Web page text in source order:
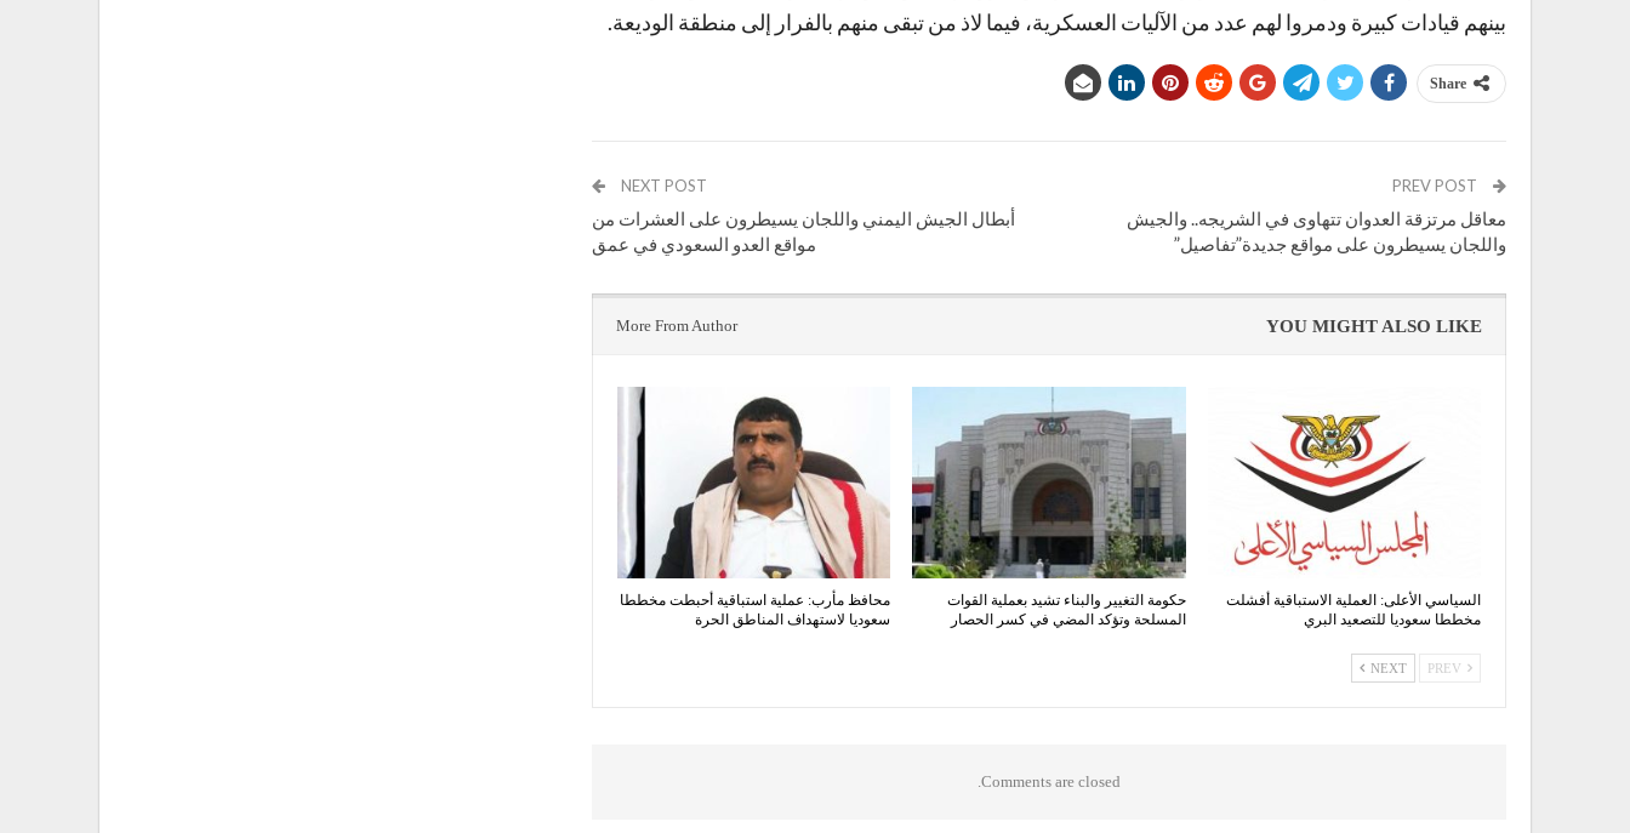
بينهم قيادات كبيرة ودمروا لهم عدد من الآليات العسكرية، فيما لاذ من تبقى منهم بالفرار إلى منطقة الوديعة.
Share
معاقل مرتزقة العدوان تتهاوى في الشريجه.. والجيش
واللجان يسيطرون على مواقع جديدة”تفاصيل”
NEXT POST
أبطال الجيش اليمني واللجان يسيطرون على العشرات من
مواقع العدو السعودي في عمق
YOU MIGHT ALSO LIKE
More From Author
السياسي الأعلى: العملية الاستباقية أفشلت
مخططا سعوديا للتصعيد البري
حكومة التغيير والبناء تشيد بعملية القوات
المسلحة وتؤكد المضي في كسر الحصار
محافظ مأرب: عملية استباقية أحبطت مخططا
سعوديا لاستهداف المناطق الحرة
NEXT
Comments are closed.